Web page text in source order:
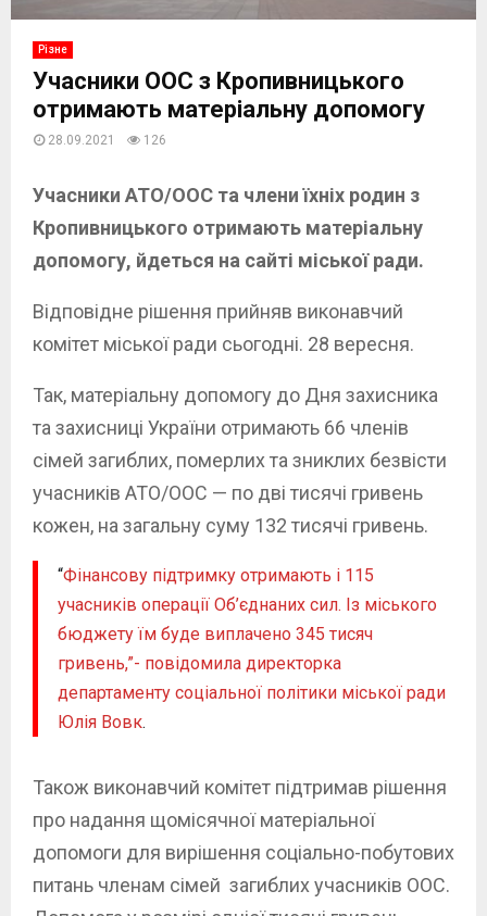
Різне
Учасники ООС з Кропивницького
отримають матеріальну допомогу
28.09.2021 126
Учасники АТО/ООС та члени їхніх родин з
Кропивницького отримають матеріальну
допомогу, йдеться на сайті міської ради.
Відповідне рішення прийняв виконавчий
комітет міської ради сьогодні. 28 вересня.
Так, матеріальну допомогу до Дня захисника
та захисниці України отримають 66 членів
сімей загиблих, померлих та зниклих безвісти
учасників АТО/ООС — по дві тисячі гривень
кожен, на загальну суму 132 тисячі гривень.
“Фінансову підтримку отримають і 115
учасників операції Об’єднаних сил. Із міського
бюджету їм буде виплачено 345 тисяч
гривень,”- повідомила директорка
департаменту соціальної політики міської ради
Юлія Вовк.
Також виконавчий комітет підтримав рішення
про надання щомісячної матеріальної
допомоги для вирішення соціально-побутових
питань членам сімей загиблих учасників ООС.